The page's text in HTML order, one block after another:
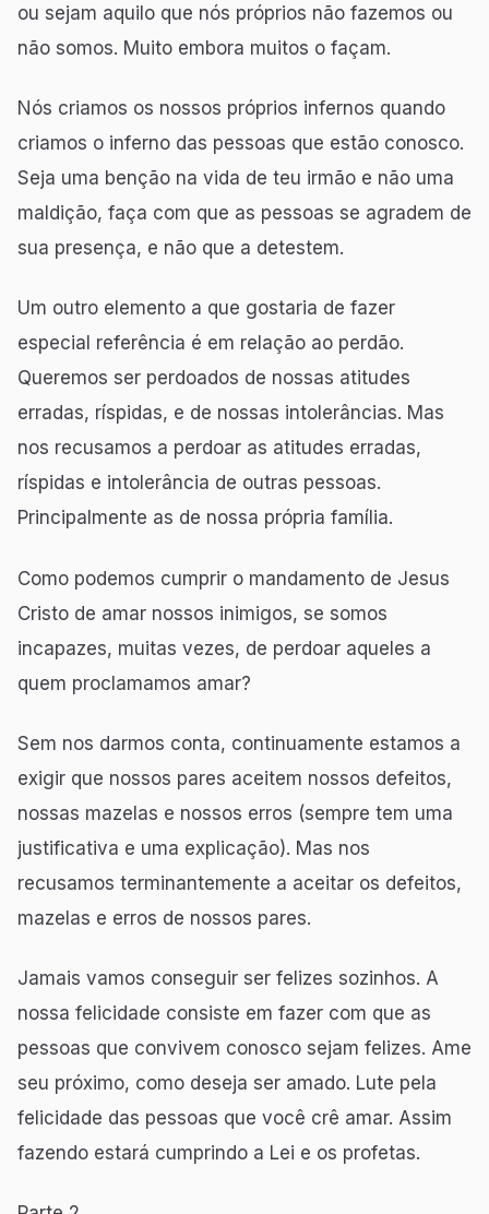
ou sejam aquilo que nós próprios não fazemos ou
não somos. Muito embora muitos o façam.
Nós criamos os nossos próprios infernos quando
criamos o inferno das pessoas que estão conosco.
Seja uma benção na vida de teu irmão e não uma
maldição, faça com que as pessoas se agradem de
sua presença, e não que a detestem.
Um outro elemento a que gostaria de fazer
especial referência é em relação ao perdão.
Queremos ser perdoados de nossas atitudes
erradas, ríspidas, e de nossas intolerâncias. Mas
nos recusamos a perdoar as atitudes erradas,
ríspidas e intolerância de outras pessoas.
Principalmente as de nossa própria família.
Como podemos cumprir o mandamento de Jesus
Cristo de amar nossos inimigos, se somos
incapazes, muitas vezes, de perdoar aqueles a
quem proclamamos amar?
Sem nos darmos conta, continuamente estamos a
exigir que nossos pares aceitem nossos defeitos,
nossas mazelas e nossos erros (sempre tem uma
justificativa e uma explicação). Mas nos
recusamos terminantemente a aceitar os defeitos,
mazelas e erros de nossos pares.
Jamais vamos conseguir ser felizes sozinhos. A
nossa felicidade consiste em fazer com que as
pessoas que convivem conosco sejam felizes. Ame
seu próximo, como deseja ser amado. Lute pela
felicidade das pessoas que você crê amar. Assim
fazendo estará cumprindo a Lei e os profetas.